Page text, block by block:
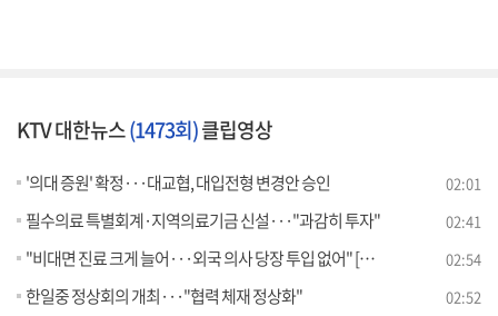
KTV 대한뉴스(1473회)클립영상
'의대 증원' 확정···대교협, 대입전형 변경안 승인 02:01
필수의료 특별회계·지역의료기금 신설···"과감히 투자" 02:41
"비대면 진료 크게 늘어···외국 의사 당장 투입 없어" [뉴스의 맥] 02:54
한일중 정상회의 개최···"협력 체재 정상화" 02:52